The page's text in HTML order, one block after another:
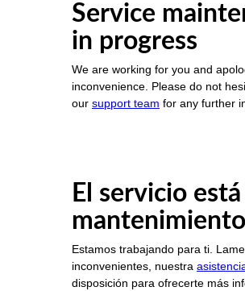
Service
in progress
We are working for you and
inconvenience. Please do not
our support team for any further
El servicio
mantenimiento
Estamos trabajando para ti.
inconvenientes, nuestra
disposición para ofrecerte más